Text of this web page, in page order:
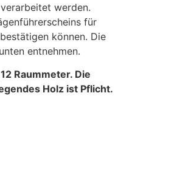
werden.
für
können. Die
entnehmen.
Raummeter. Die
Holz ist Pflicht.